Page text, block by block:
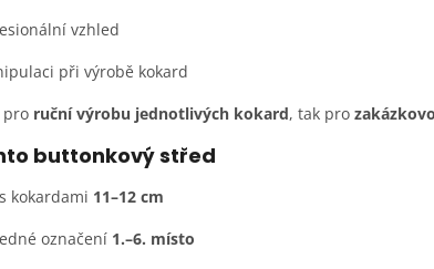
vzhled
při výrobě kokard
pro ruční výrobu jednotlivých kokard, tak pro
buttonkový střed
kokardami 11–12 cm
označení 1.–6. místo